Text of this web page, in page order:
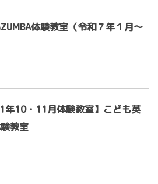
体験教室（令和７年１月～
年10・11月体験教室】こども英
教室